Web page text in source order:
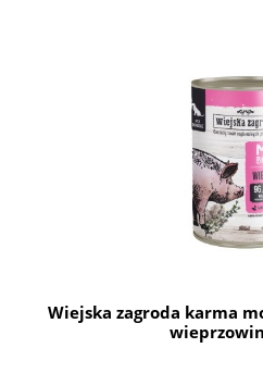
Wiejska zagroda karma